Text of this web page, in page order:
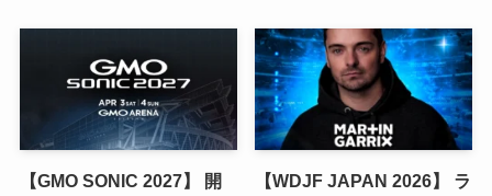
【GMO SONIC 2027】 開
【WDJF JAPAN 2026】 ラ